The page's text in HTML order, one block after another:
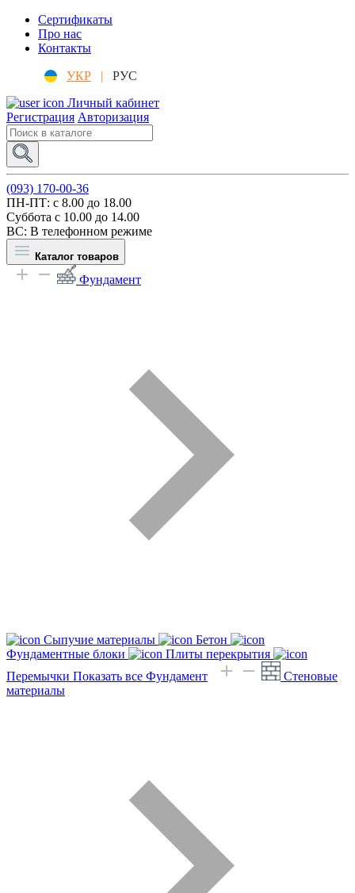
Сертификаты
Про нас
Контакты
УКР |
РУС
Личный кабинет
Регистрация Авторизация
(093) 170-00-36
ПН-ПТ: c 8.00 до 18.00
Суббота с 10.00 до 14.00
ВС: В телефонном режиме
Каталог товаров
Фундамент
Сыпучие материалы
Бетон
Фундаментные блоки
Плиты перекрытия
Перемычки Показать все Фундамент
Стеновые
материалы